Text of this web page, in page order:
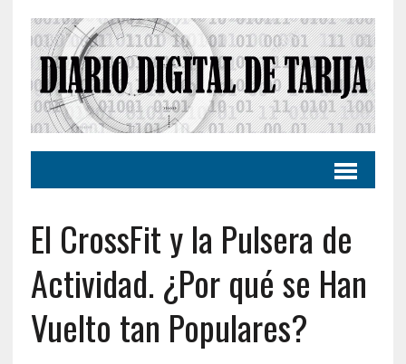
El CrossFit y la Pulsera de
Actividad. ¿Por qué se Han
Vuelto tan Populares?